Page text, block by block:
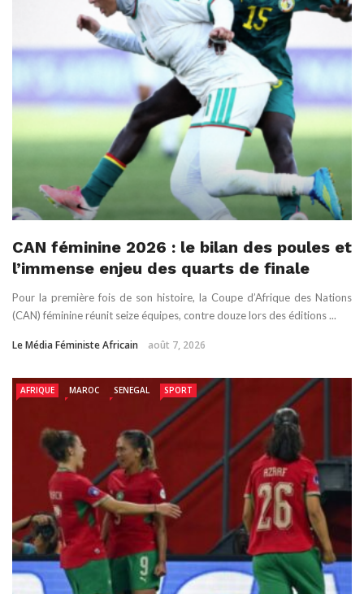
CAN féminine 2026 : le bilan des poules et
l’immense enjeu des quarts de finale
Pour la première fois de son histoire, la Coupe d’Afrique des Nations
(CAN) féminine réunit seize équipes, contre douze lors des éditions ...
Le Média Féministe Africain août 7, 2026
AFRIQUE MAROC SENEGAL SPORT